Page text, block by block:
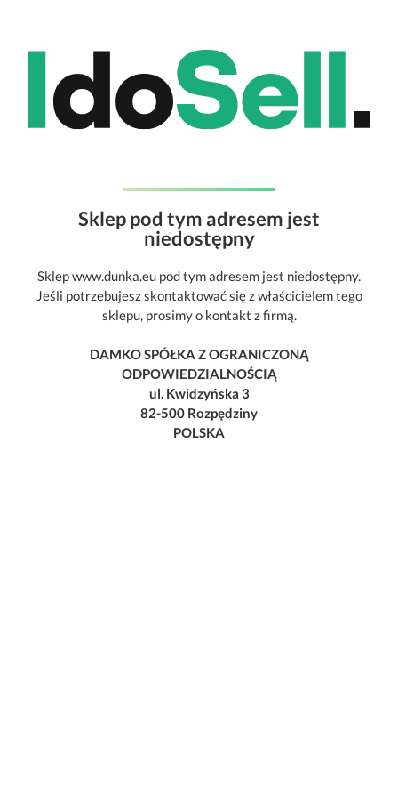
Sklep pod tym adresem jest
niedostępny
Sklep www.dunka.eu pod tym adresem jest niedostępny.
Jeśli potrzebujesz skontaktować się z właścicielem tego
sklepu, prosimy o kontakt z firmą.
DAMKO SPÓŁKA Z OGRANICZONĄ
ODPOWIEDZIALNOŚCIĄ
ul. Kwidzyńska 3
82-500 Rozpędziny
POLSKA